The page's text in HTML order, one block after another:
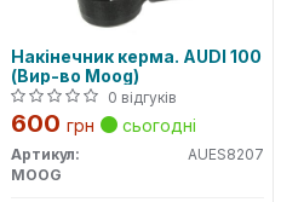
Накінечник керма. AUDI 100
(Вир-во Moog)
0 відгуків
600 грн сьогодні
Артикул:
AUES8207
MOOG